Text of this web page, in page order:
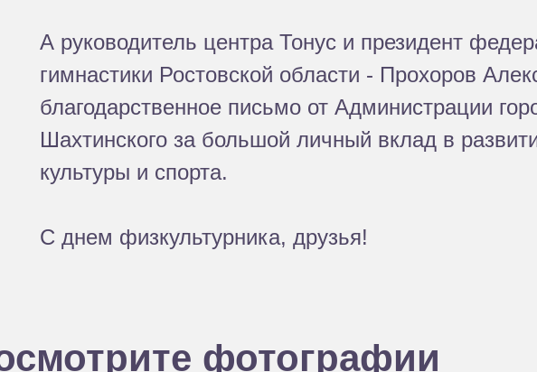
А руководитель центра Тонус и президент
гимнастики Ростовской области - Прохоров
благодарственное письмо от Администрации
Шахтинского за большой личный вклад в
культуры и спорта.
С днем физкультурника, друзья!
фотографии